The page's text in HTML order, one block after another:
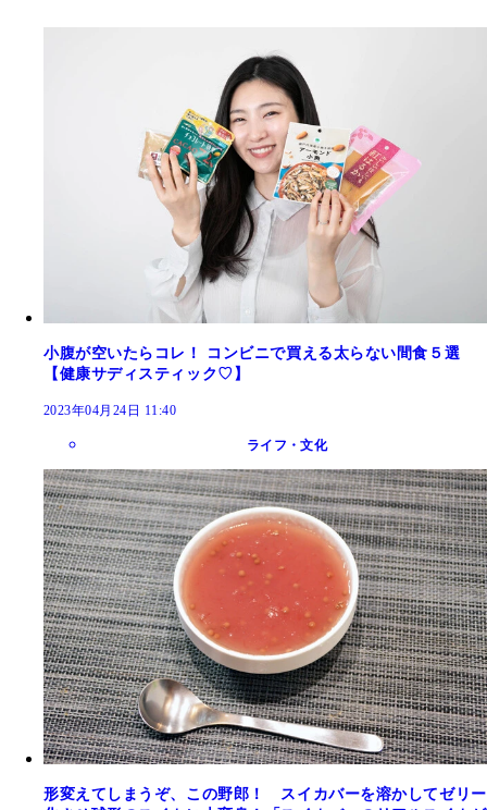
小腹が空いたらコレ！ コンビニで買える太らない間食５選
【健康サディスティック♡】
2023年04月24日 11:40
ライフ・文化
形変えてしまうぞ、この野郎！ スイカバーを溶かしてゼリー